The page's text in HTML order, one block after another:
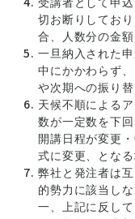
切お断りしてお
合、人数分の金額
一旦納入された
中にかかわらず
や次期への振り替
天候不順による
数が一定数を下
開講日程が変更
式に変更、となる
弊社と発注者は
的勢力に該当し
一、上記に反し